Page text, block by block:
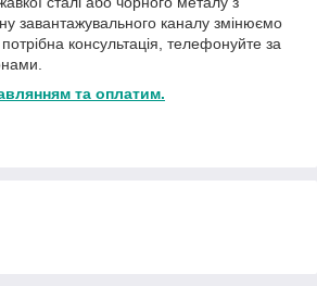
завантажувального каналу змінюємо
консультація, телефонуйте за
та оплатим.